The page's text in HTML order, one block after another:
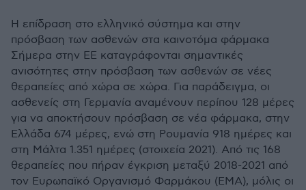
Η επίδραση στο ελληνικό σύστημα και στην
πρόσβαση των ασθενών στα καινοτόμα φάρμακα
Σήμερα στην ΕΕ καταγράφονται σημαντικές
ανισότητες στην πρόσβαση των ασθενών σε νέες
θεραπείες από χώρα σε χώρα. Για παράδειγμα, οι
ασθενείς στη Γερμανία αναμένουν περίπου 128 μέρες
για να αποκτήσουν πρόσβαση σε νέα φάρμακα, στην
Ελλάδα 674 μέρες, ενώ στη Ρουμανία 918 ημέρες και
στη Μάλτα 1.351 ημέρες (στοιχεία 2021). Από τις 168
θεραπείες που πήραν έγκριση μεταξύ 2018-2021 από
τον Ευρωπαϊκό Οργανισμό Φαρμάκου (ΕΜΑ), μόλις οι